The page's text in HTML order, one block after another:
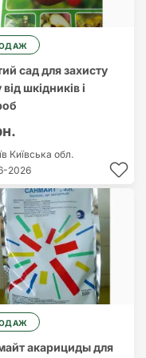
сад для захисту
шкідників і
Київська обл.
2026
акарициды для